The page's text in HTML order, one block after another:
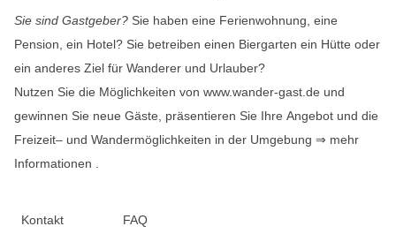
Sie sind Gastgeber? Sie haben eine Ferienwohnung, eine
Pension, ein Hotel? Sie betreiben einen Biergarten ein Hütte oder
ein anderes Ziel für Wanderer und Urlauber?
Nutzen Sie die Möglichkeiten von www.wander-gast.de und
gewinnen Sie neue Gäste, präsentieren Sie Ihre Angebot und die
Freizeit– und Wandermöglichkeiten in der Umgebung ⇒ mehr
Informationen
Kontakt FAQ